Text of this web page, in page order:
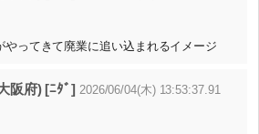
ってきて廃業に追い込まれるイメージ
阪府) [ﾆﾀﾞ] 2026/06/04(木) 13:53:37.91